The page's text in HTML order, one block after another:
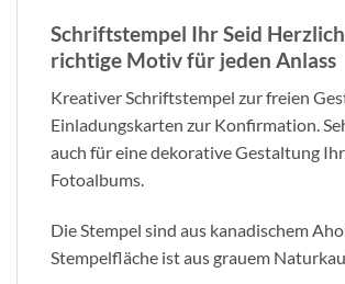
Schriftstempel Ihr Seid
richtige Motiv für jeden Anlass
Kreativer Schriftstempel zur freien
Einladungskarten zur Konfirmation.
auch für eine dekorative Gestaltung
Fotoalbums.
Die Stempel sind aus kanadischem
Stempelfläche ist aus grauem